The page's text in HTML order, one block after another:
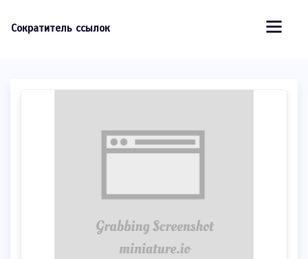
Сократитель ссылок